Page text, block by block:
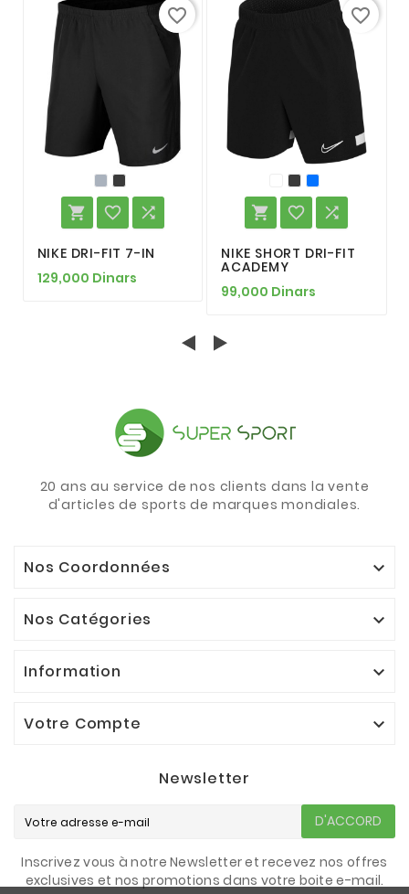
  
NIKE DRI-FIT 7-IN
129,000 Dinars
favorite_border
  
NIKE SHORT DRI-FIT
ACADEMY
99,000 Dinars
favorite_border
20 ans au service de nos clients dans la vente
d'articles de sports de marques mondiales.
Nos Coordonnées 
Nos Catégories 
Information 
Votre Compte 
Newsletter
D'ACCORD
Inscrivez vous à notre Newsletter et recevez nos offres
exclusives et nos promotions dans votre boite e-mail.